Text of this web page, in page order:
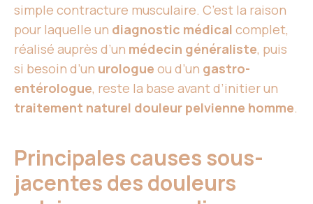
simple contracture musculaire. C’est la raison
pour laquelle un diagnostic médical complet,
réalisé auprès d’un médecin généraliste, puis
si besoin d’un urologue ou d’un gastro-
entérologue, reste la base avant d’initier un
traitement naturel douleur pelvienne homme.
Principales causes sous-
jacentes des douleurs